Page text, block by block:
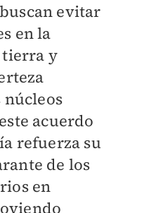
evitar
en la
tierra y
acuerdo
refuerza su
de los
en